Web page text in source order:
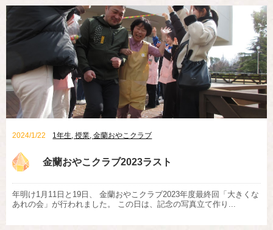
2024/1/22 1年生,授業,金蘭おやこクラブ
金蘭おやこクラブ2023ラスト
年明け1月11日と19日、 金蘭おやこクラブ2023年度最終回「大きくな
あれの会」が行われました。 この日は、記念の写真立て作り...